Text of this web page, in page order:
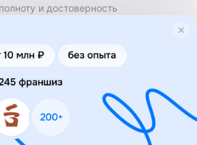
и достоверность
Заключение договоров
(франчайзинга) осуществляется
их представителями. Бизнесменс.ру
или представителем
несет ответственность за условия
и действия лиц,
основании информации, имеющейся